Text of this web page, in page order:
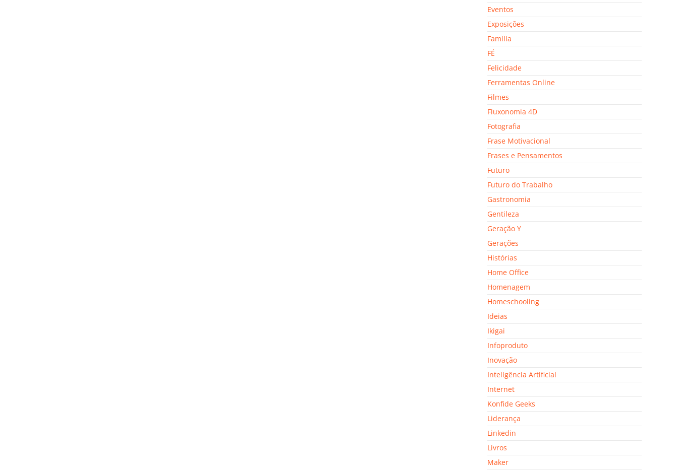
Eventos
Exposições
Família
FÉ
Felicidade
Ferramentas Online
Filmes
Fluxonomia 4D
Fotografia
Frase Motivacional
Frases e Pensamentos
Futuro
Futuro do Trabalho
Gastronomia
Gentileza
Geração Y
Gerações
Histórias
Home Office
Homenagem
Homeschooling
Ideias
Ikigai
Infoproduto
Inovação
Inteligência Artificial
Internet
Konfide Geeks
Liderança
Linkedin
Livros
Maker